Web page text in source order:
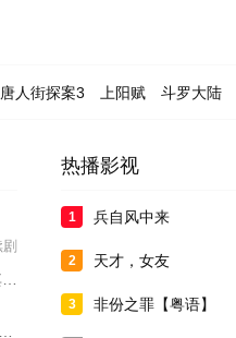
唐人街探案3 上阳赋 斗罗大陆
热播影视
1 兵自风中来
2 天才，女友
3 非份之罪【粤语】